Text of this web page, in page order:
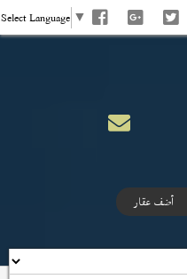
Select Language ▼
أضف عقار